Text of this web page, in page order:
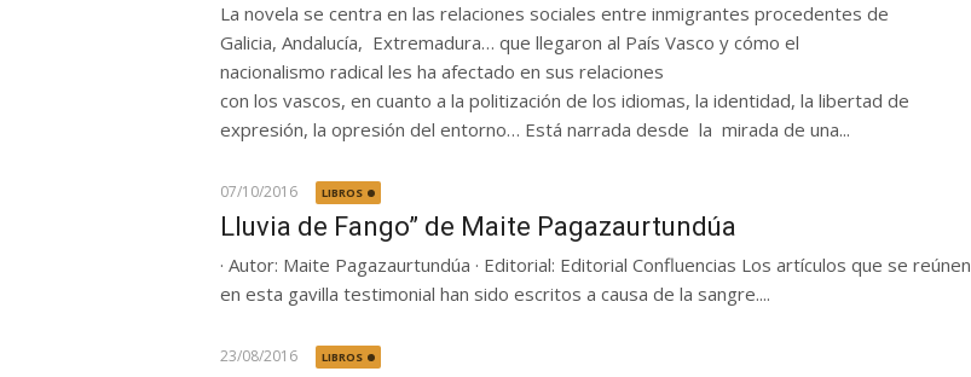
La novela se centra en las relaciones sociales entre inmigrantes procedentes de
Galicia, Andalucía, Extremadura… que llegaron al País Vasco y cómo el
nacionalismo radical les ha afectado en sus relaciones
con los vascos, en cuanto a la politización de los idiomas, la identidad, la libertad de
expresión, la opresión del entorno… Está narrada desde la mirada de una...
07/10/2016 LIBROS
Lluvia de Fango” de Maite Pagazaurtundúa
· Autor: Maite Pagazaurtundúa · Editorial: Editorial Confluencias Los artículos que se reúnen
en esta gavilla testimonial han sido escritos a causa de la sangre....
23/08/2016 LIBROS